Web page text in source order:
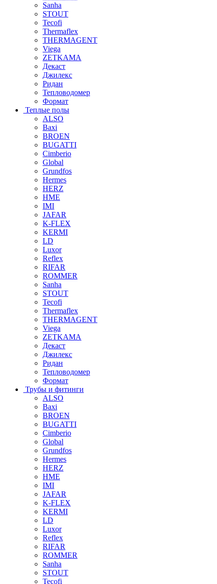
Sanha
STOUT
Tecofi
Thermaflex
THERMAGENT
Viega
ZETKAMA
Декаст
Джилекс
Ридан
Тепловодомер
Формат
Теплые полы
ALSO
Baxi
BROEN
BUGATTI
Cimberio
Global
Grundfos
Hermes
HERZ
HME
IMI
JAFAR
K-FLEX
KERMI
LD
Luxor
Reflex
RIFAR
ROMMER
Sanha
STOUT
Tecofi
Thermaflex
THERMAGENT
Viega
ZETKAMA
Декаст
Джилекс
Ридан
Тепловодомер
Формат
Трубы и фитинги
ALSO
Baxi
BROEN
BUGATTI
Cimberio
Global
Grundfos
Hermes
HERZ
HME
IMI
JAFAR
K-FLEX
KERMI
LD
Luxor
Reflex
RIFAR
ROMMER
Sanha
STOUT
Tecofi